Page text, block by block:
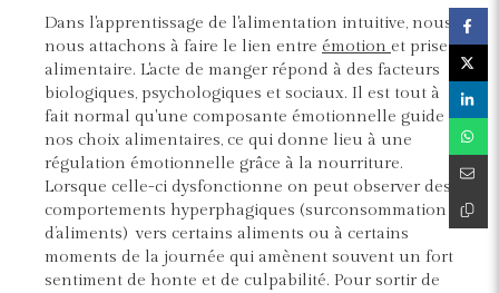
Dans l'apprentissage de l'alimentation intuitive, nous
nous attachons à faire le lien entre émotion et prise
alimentaire. L'acte de manger répond à des facteurs
biologiques, psychologiques et sociaux. Il est tout à
fait normal qu'une composante émotionnelle guide
nos choix alimentaires, ce qui donne lieu à une
régulation émotionnelle grâce à la nourriture.
Lorsque celle-ci dysfonctionne on peut observer des
comportements hyperphagiques (surconsommation
d’aliments) vers certains aliments ou à certains
moments de la journée qui amènent souvent un fort
sentiment de honte et de culpabilité. Pour sortir de